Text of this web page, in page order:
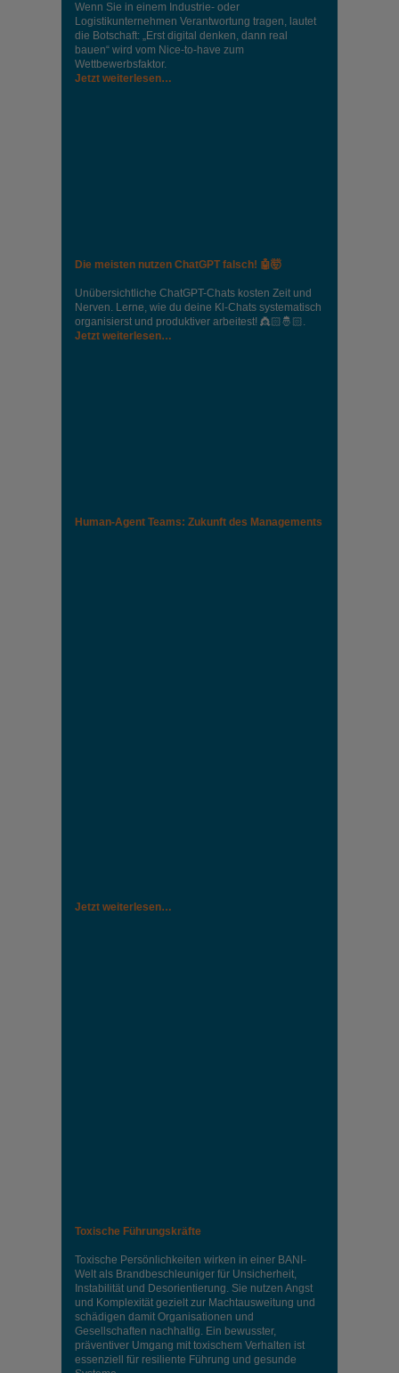
Wenn Sie in einem Industrie‑ oder
Logistikunternehmen Verantwortung tragen, lautet
die Botschaft: „Erst digital denken, dann real
bauen“ wird vom Nice‑to‑have zum
Wettbewerbsfaktor.
Jetzt weiterlesen…
Die meisten nutzen ChatGPT falsch! 🤖🤯
Unübersichtliche ChatGPT-Chats kosten Zeit und
Nerven. Lerne, wie du deine Kl-Chats systematisch
organisierst und produktiver arbeitest! 👸🏻🤴🏻.
Jetzt weiterlesen…
Human-Agent Teams: Zukunft des Managements
Jetzt weiterlesen…
Toxische Führungskräfte
Toxische Persönlichkeiten wirken in einer BANI-
Welt als Brandbeschleuniger für Unsicherheit,
Instabilität und Desorientierung. Sie nutzen Angst
und Komplexität gezielt zur Machtausweitung und
schädigen damit Organisationen und
Gesellschaften nachhaltig. Ein bewusster,
präventiver Umgang mit toxischem Verhalten ist
essenziell für resiliente Führung und gesunde